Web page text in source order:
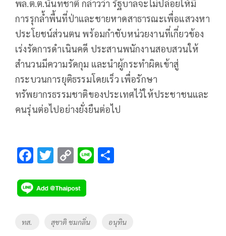
พล.ต.ต.นันทชาติ กล่าวว่า รัฐบาลจะไม่ปล่อยให้มี
การรุกล้ำพื้นที่ป่าและชายหาดสาธารณะเพื่อแสวงหา
ประโยชน์ส่วนตน พร้อมกำชับหน่วยงานที่เกี่ยวข้อง
เร่งรัดการดำเนินคดี ประสานพนักงานสอบสวนให้
สำนวนมีความรัดกุม และนำผู้กระทำผิดเข้าสู่
กระบวนการยุติธรรมโดยเร็ว เพื่อรักษา
ทรัพยากรธรรมชาติของประเทศไว้ให้ประชาชนและ
คนรุ่นต่อไปอย่างยั่งยืนต่อไป
F
e
b
T
tt
er
C
p
y
Li
Li
Tags
ทส. สุชาติ ชมกลิ่น อนุทิน